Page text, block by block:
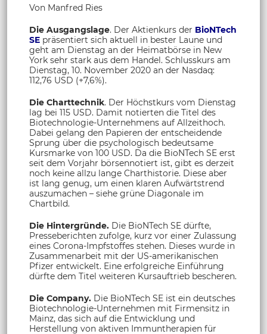
Von Manfred Ries
Die Ausgangslage. Der Aktienkurs der BioNTech
SE präsentiert sich aktuell in bester Laune und
geht am Dienstag an der Heimatbörse in New
York sehr stark aus dem Handel. Schlusskurs am
Dienstag, 10. November 2020 an der Nasdaq:
112,76 USD (+7,6%).
Die Charttechnik. Der Höchstkurs vom Dienstag
lag bei 115 USD. Damit notierten die Titel des
Biotechnologie-Unternehmens auf Allzeithoch.
Dabei gelang den Papieren der entscheidende
Sprung über die psychologisch bedeutsame
Kursmarke von 100 USD. Da die BioNTech SE erst
seit dem Vorjahr börsennotiert ist, gibt es derzeit
noch keine allzu lange Charthistorie. Diese aber
ist lang genug, um einen klaren Aufwärtstrend
auszumachen – siehe grüne Diagonale im
Chartbild.
Die Hintergründe. Die BioNTech SE dürfte,
Presseberichten zufolge, kurz vor einer Zulassung
eines Corona-Impfstoffes stehen. Dieses wurde in
Zusammenarbeit mit der US-amerikanischen
Pfizer entwickelt. Eine erfolgreiche Einführung
dürfte dem Titel weiteren Kursauftrieb bescheren.
Die Company. Die BioNTech SE ist ein deutsches
Biotechnologie-Unternehmen mit Firmensitz in
Mainz, das sich auf die Entwicklung und
Herstellung von aktiven Immuntherapien für